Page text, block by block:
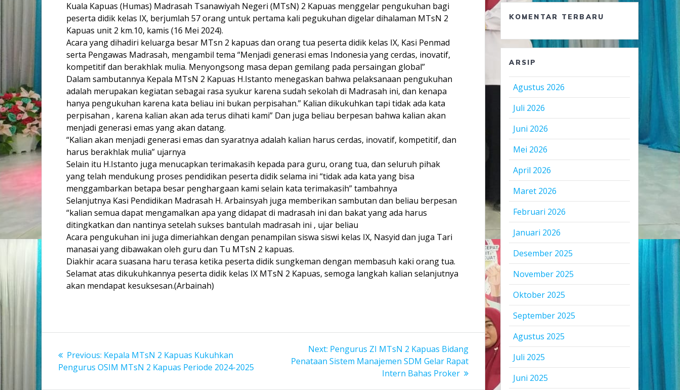
Kuala Kapuas (Humas) Madrasah Tsanawiyah Negeri (MTsN) 2 Kapuas menggelar pengukuhan bagi
peserta didik kelas IX, berjumlah 57 orang untuk pertama kali pegukuhan digelar dihalaman MTsN 2
Kapuas unit 2 km.10, kamis (16 Mei 2024).
Acara yang dihadiri keluarga besar MTsn 2 kapuas dan orang tua peserta didik kelas IX, Kasi Penmad
serta Pengawas Madrasah, mengambil tema “Menjadi generasi emas Indonesia yang cerdas, inovatif,
kompetitif dan berakhlak mulia. Menyongsong masa depan gemilang pada persaingan global”
Dalam sambutannya Kepala MTsN 2 Kapuas H.Istanto menegaskan bahwa pelaksanaan pengukuhan
adalah merupakan kegiatan sebagai rasa syukur karena sudah sekolah di Madrasah ini, dan kenapa
hanya pengukuhan karena kata beliau ini bukan perpisahan.” Kalian dikukuhkan tapi tidak ada kata
perpisahan , karena kalian akan ada terus dihati kami” Dan juga beliau berpesan bahwa kalian akan
menjadi generasi emas yang akan datang.
“Kalian akan menjadi generasi emas dan syaratnya adalah kalian harus cerdas, inovatif, kompetitif, dan
harus berakhlak mulia” ujarnya
Selain itu H.Istanto juga menucapkan terimakasih kepada para guru, orang tua, dan seluruh pihak
yang telah mendukung proses pendidikan peserta didik selama ini “tidak ada kata yang bisa
menggambarkan betapa besar penghargaan kami selain kata terimakasih” tambahnya
Selanjutnya Kasi Pendidikan Madrasah H. Arbainsyah juga memberikan sambutan dan beliau berpesan
“kalian semua dapat mengamalkan apa yang didapat di madrasah ini dan bakat yang ada harus
ditingkatkan dan nantinya setelah sukses bantulah madrasah ini , ujar beliau
Acara pengukuhan ini juga dimeriahkan dengan penampilan siswa siswi kelas IX, Nasyid dan juga Tari
manasai yang dibawakan oleh guru dan Tu MTsN 2 kapuas.
Diakhir acara suasana haru terasa ketika peserta didik sungkeman dengan membasuh kaki orang tua.
Selamat atas dikukuhkannya peserta didik kelas IX MTsN 2 Kapuas, semoga langkah kalian selanjutnya
akan mendapat kesuksesan.(Arbainah)
pos
Previous: Previous
post:
Kepala MTsN 2 Kapuas Kukuhkan
Pengurus OSIM MTsN 2 Kapuas Periode 2024-2025
Next: Next
post:
Pengurus ZI MTsN 2 Kapuas Bidang
Penataan Sistem Manajemen SDM Gelar Rapat
Intern Bahas Proker
KOMENTAR TERBARU
ARSIP
Agustus 2026
Juli 2026
Juni 2026
Mei 2026
April 2026
Maret 2026
Februari 2026
Januari 2026
Desember 2025
November 2025
Oktober 2025
September 2025
Agustus 2025
Juli 2025
Juni 2025